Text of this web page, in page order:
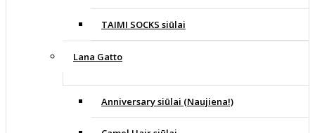
TAIMI SOCKS siūlai
Lana Gatto
Anniversary siūlai (Naujiena!)